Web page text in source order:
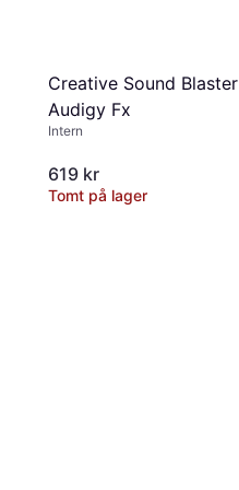
Creative Sound Blaster
Audigy Fx
Intern
619 kr
Tomt på lager